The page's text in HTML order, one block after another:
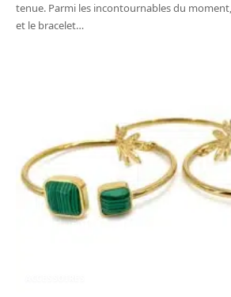
tenue. Parmi les incontournables du
et le bracelet…